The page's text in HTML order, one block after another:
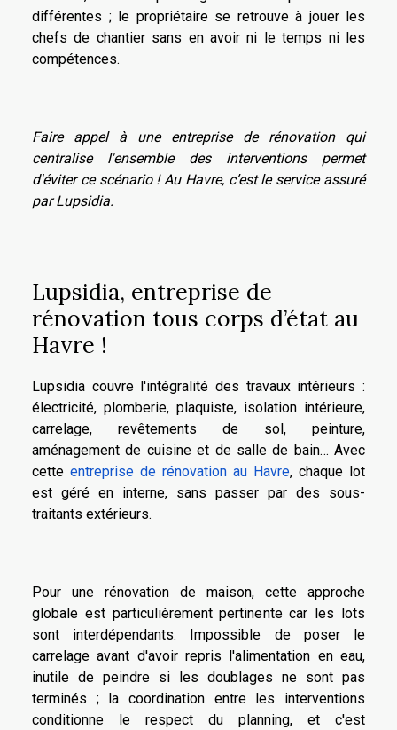
différentes ; le propriétaire se retrouve à jouer les
chefs de chantier sans en avoir ni le temps ni les
compétences.
Faire appel à une entreprise de rénovation qui
centralise l'ensemble des interventions permet
d'éviter ce scénario ! Au Havre, c’est le service assuré
par Lupsidia.
Lupsidia, entreprise de
rénovation tous corps d’état au
Havre !
Lupsidia couvre l'intégralité des travaux intérieurs :
électricité, plomberie, plaquiste, isolation intérieure,
carrelage, revêtements de sol, peinture,
aménagement de cuisine et de salle de bain… Avec
cette entreprise de rénovation au Havre, chaque lot
est géré en interne, sans passer par des sous-
traitants extérieurs.
Pour une rénovation de maison, cette approche
globale est particulièrement pertinente car les lots
sont interdépendants. Impossible de poser le
carrelage avant d'avoir repris l'alimentation en eau,
inutile de peindre si les doublages ne sont pas
terminés ; la coordination entre les interventions
conditionne le respect du planning, et c'est